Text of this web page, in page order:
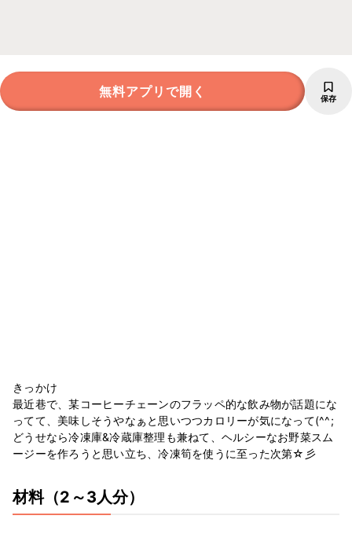
無料アプリで開く 保存
きっかけ
最近巷で、某コーヒーチェーンのフラッペ的な飲み物が話題にな
ってて、美味しそうやなぁと思いつつカロリーが気になって(^^;
どうせなら冷凍庫&冷蔵庫整理も兼ねて、ヘルシーなお野菜スム
ージーを作ろうと思い立ち、冷凍筍を使うに至った次第☆彡
材料（2～3人分）